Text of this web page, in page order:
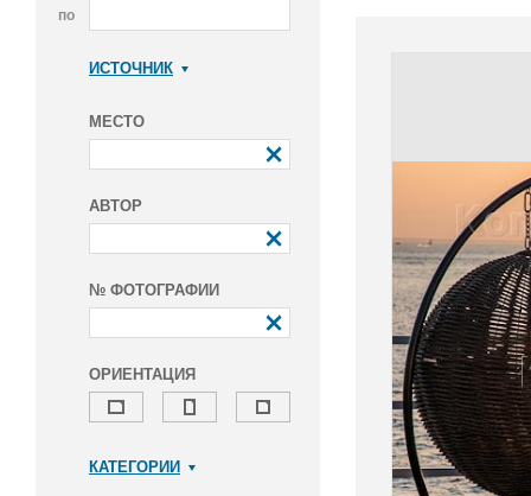
по
ИСТОЧНИК
МЕСТО
АВТОР
№ ФОТОГРАФИИ
ОРИЕНТАЦИЯ
КАТЕГОРИИ